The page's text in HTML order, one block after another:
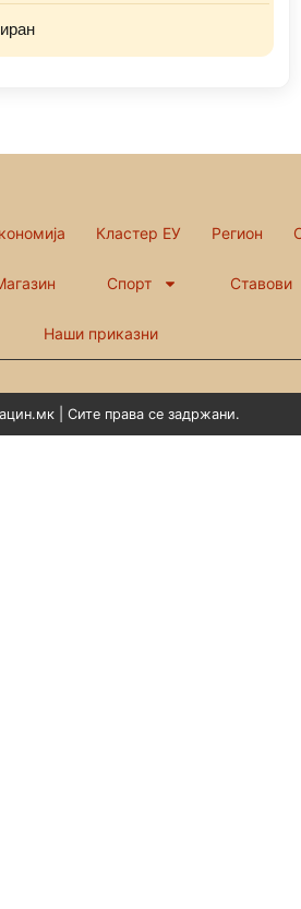
Кластер ЕУ Регион
Спорт Ставови
Наши приказни
| Сите права се задржани.